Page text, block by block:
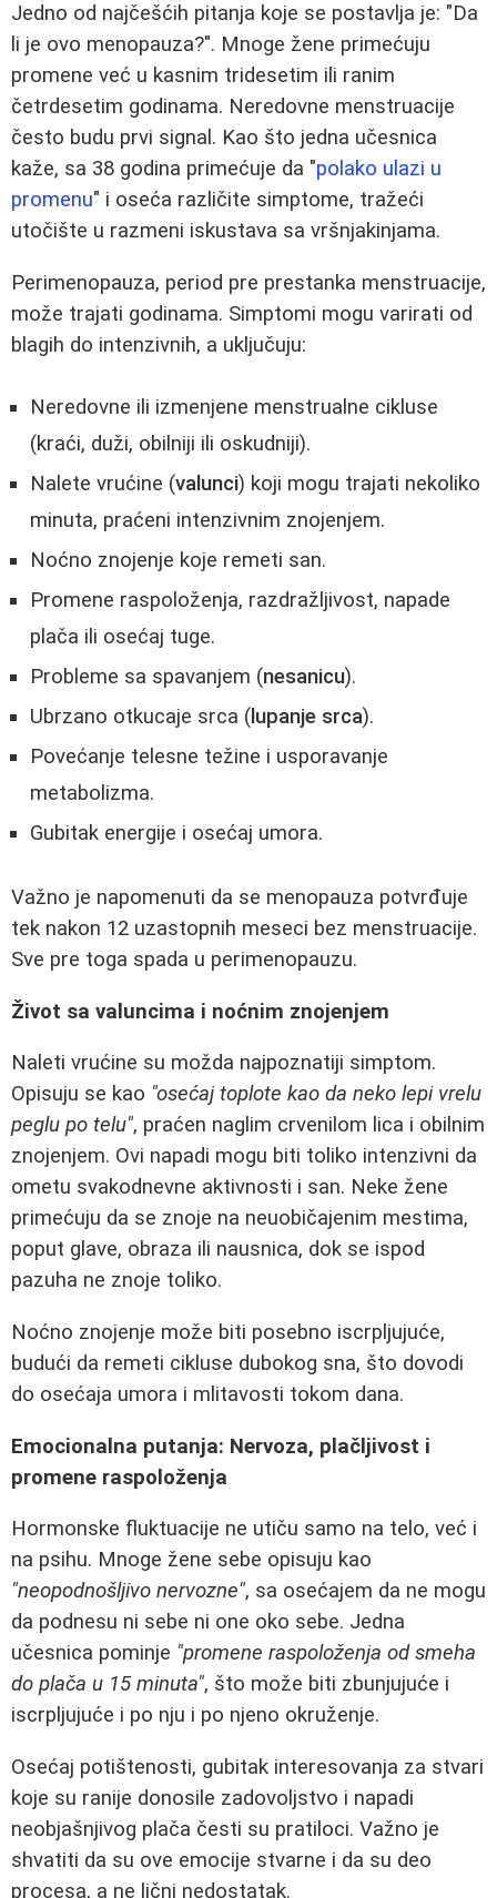
Jedno od najčešćih pitanja koje se postavlja je: "Da
li je ovo menopauza?". Mnoge žene primećuju
promene već u kasnim tridesetim ili ranim
četrdesetim godinama. Neredovne menstruacije
često budu prvi signal. Kao što jedna učesnica
kaže, sa 38 godina primećuje da "polako ulazi u
promenu" i oseća različite simptome, tražeći
utočište u razmeni iskustava sa vršnjakinjama.
Perimenopauza, period pre prestanka menstruacije,
može trajati godinama. Simptomi mogu varirati od
blagih do intenzivnih, a uključuju:
Neredovne ili izmenjene menstrualne cikluse
(kraći, duži, obilniji ili oskudniji).
Nalete vrućine (valunci) koji mogu trajati nekoliko
minuta, praćeni intenzivnim znojenjem.
Noćno znojenje koje remeti san.
Promene raspoloženja, razdražljivost, napade
plača ili osećaj tuge.
Probleme sa spavanjem (nesanicu).
Ubrzano otkucaje srca ( lupanje srca).
Povećanje telesne težine i usporavanje
metabolizma.
Gubitak energije i osećaj umora.
Važno je napomenuti da se menopauza potvrđuje
tek nakon 12 uzastopnih meseci bez menstruacije.
Sve pre toga spada u perimenopauzu.
Život sa valuncima i noćnim znojenjem
Naleti vrućine su možda najpoznatiji simptom.
Opisuju se kao "osećaj toplote kao da neko lepi vrelu
peglu po telu", praćen naglim crvenilom lica i obilnim
znojenjem. Ovi napadi mogu biti toliko intenzivni da
ometu svakodnevne aktivnosti i san. Neke žene
primećuju da se znoje na neuobičajenim mestima,
poput glave, obraza ili nausnica, dok se ispod
pazuha ne znoje toliko.
Noćno znojenje može biti posebno iscrpljujuće,
budući da remeti cikluse dubokog sna, što dovodi
do osećaja umora i mlitavosti tokom dana.
Emocionalna putanja: Nervoza, plačljivost i
promene raspoloženja
Hormonske fluktuacije ne utiču samo na telo, već i
na psihu. Mnoge žene sebe opisuju kao
"neopodnošljivo nervozne", sa osećajem da ne mogu
da podnesu ni sebe ni one oko sebe. Jedna
učesnica pominje "promene raspoloženja od smeha
do plača u 15 minuta", što može biti zbunjujuće i
iscrpljujuće i po nju i po njeno okruženje.
Osećaj potištenosti, gubitak interesovanja za stvari
koje su ranije donosile zadovoljstvo i napadi
neobjašnjivog plača česti su pratiloci. Važno je
shvatiti da su ove emocije stvarne i da su deo
procesa, a ne lični nedostatak.